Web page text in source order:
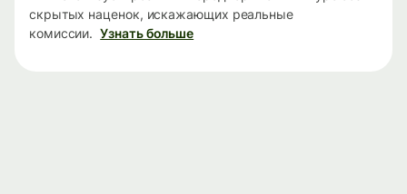
скрытых наценок, искажающих реальные
комиссии. Узнать больше